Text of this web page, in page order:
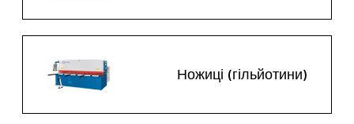
Ножиці (гільйотини)